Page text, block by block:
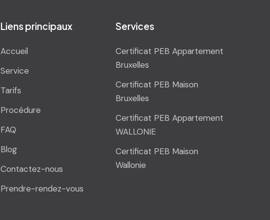
Liens principaux
Accueil
Service
Tarifs
Procédure
FAQ
Blog
Contactez-nous
Prendre-rendez-vous
Services
Certificat PEB Appartement
Bruxelles
Certificat PEB Maison
Bruxelles
Certificat PEB Appartement
WALLONIE
Certificat PEB Maison
Wallonie